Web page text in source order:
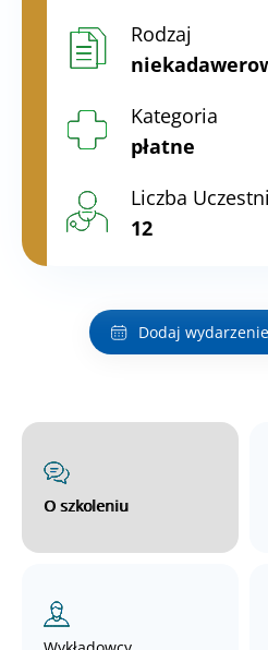
Rodzaj
Kategoria
płatne
Liczba
12
Dodaj
O szkoleniu